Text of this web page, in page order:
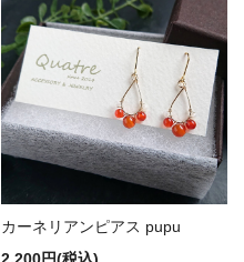
カーネリアンピアス pupu